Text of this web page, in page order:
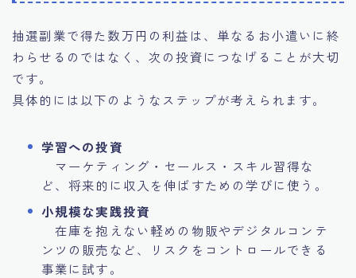
抽選副業で得た数万円の利益は、単なるお小遣いに終
わらせるのではなく、次の投資につなげることが大切
です。
具体的には以下のようなステップが考えられます。
学習への投資
マーケティング・セールス・スキル習得な
ど、将来的に収入を伸ばすための学びに使う。
小規模な実践投資
在庫を抱えない軽めの物販やデジタルコンテ
ンツの販売など、リスクをコントロールできる
事業に試す。